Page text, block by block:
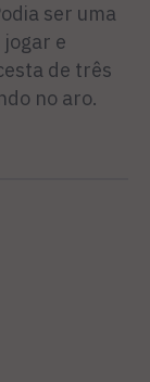
ser uma
e
de três
no aro.